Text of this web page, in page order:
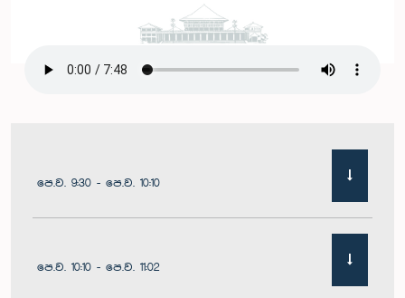
පෙ.ව. 9:30 - පෙ.ව. 10:10
පෙ.ව. 10:10 - පෙ.ව. 11:02